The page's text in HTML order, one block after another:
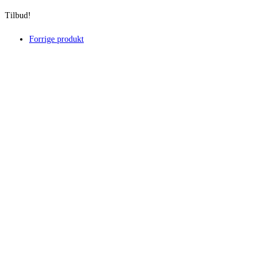
Tilbud!
Forrige produkt